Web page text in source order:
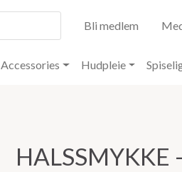
Bli medlem
Accessories Hudpleie
HALSSMYKKE